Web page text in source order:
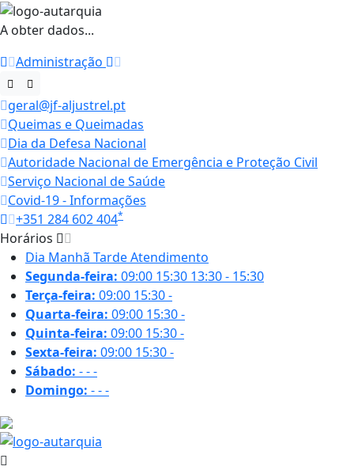
A obter dados...
Administração
geral@jf-aljustrel.pt
Queimas e Queimadas
Dia da Defesa Nacional
Autoridade Nacional de Emergência e Proteção Civil
Serviço Nacional de Saúde
Covid-19 - Informações
+351 284 602 404*
Horários
Dia Manhã TardeAtendimento
Segunda-feira: 09:00 15:30 13:30 - 15:30
Terça-feira: 09:00 15:30-
Quarta-feira: 09:00 15:30-
Quinta-feira: 09:00 15:30-
Sexta-feira: 09:00 15:30-
Sábado: ---
Domingo: ---